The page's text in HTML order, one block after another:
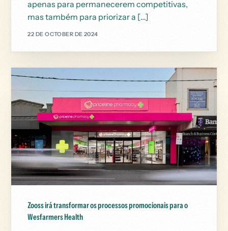
apenas para permanecerem competitivas,
mas também para priorizar a […]
22 DE OCTOBER DE 2024
Zooss irá transformar os processos promocionais para o
Wesfarmers Health